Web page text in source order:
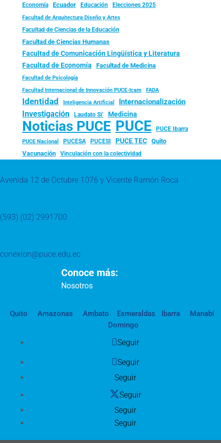
Economía Ecuador Educación Elecciones 2025
Facultad de Arquitectura Diseño y Artes
Facultad de Ciencias de la Educación
Facultad de Ciencias Humanas
Facultad de Comunicación Lingüística y Literatura
Facultad de Economía Facultad de Medicina
Facultad de Psicología
Facultad Internacional de Innovación PUCE-Icam FADA
Identidad Inteligencia Artificial Internacionalización
Investigación Laudato Si’ Medicina
Noticias PUCE PUCE PUCE Ibarra
PUCE Nacional PUCESA PUCESI PUCE TEC
Quito
Vacunación
Vinculación con la colectividad
Avenida 12 de Octubre 1076 y Vicente Ramón Roca
(593) (02) 2991700
conexion@puce.edu.ec
Conoce más:
Nosotros
Quito Amazonas Ambato Esmeraldas Ibarra
Manabí
Domingo
Seguir
Seguir
Seguir
Seguir
Seguir
Seguir